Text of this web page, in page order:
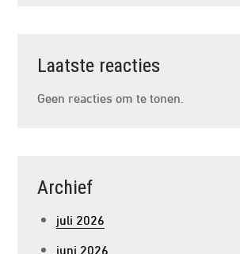
Laatste reacties
Geen reacties om te tonen.
Archief
juli 2026
juni 2026